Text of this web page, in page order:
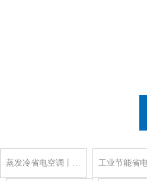
蒸发冷省电空调丨… 工业节能省